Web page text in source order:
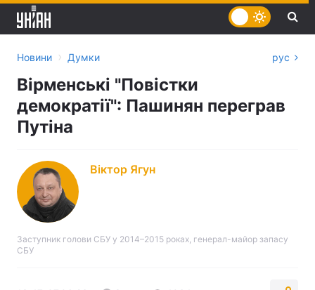
Новини › Думки рус
Вірменські "Повістки
демократії": Пашинян переграв
Путіна
Віктор Ягун
Заступник голови СБУ у 2014–2015 роках, генерал-майор запасу
СБУ